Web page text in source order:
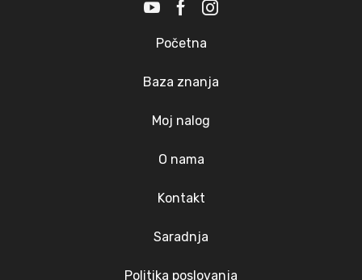
Početna
Baza znanja
Moj nalog
O nama
Kontakt
Saradnja
Politika poslovanja